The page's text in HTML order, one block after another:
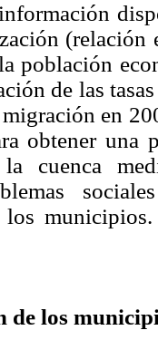
población
de las
en
obtener una
cuenca
de los